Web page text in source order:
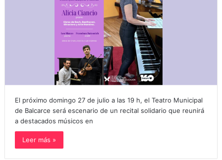
El próximo domingo 27 de julio a las 19 h, el Teatro Municipal
de Balcarce será escenario de un recital solidario que reunirá
a destacados músicos en
Leer más »